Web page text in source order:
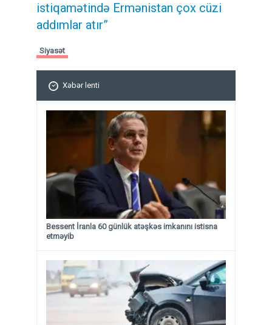
istiqamətində Ermənistan çox cüzi
addımlar atır”
Siyasət
Xəbər lenti
Bessent İranla 60 günlük atəşkəs imkanını istisna
etməyib